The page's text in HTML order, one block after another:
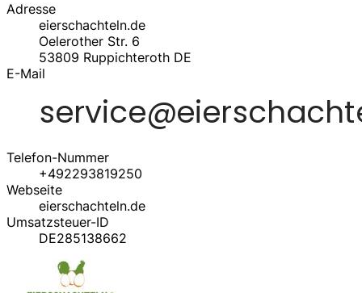
Adresse
eierschachteln.de
Oelerother Str. 6
53809 Ruppichteroth DE
E-Mail
Telefon-Nummer
+492293819250
Webseite
eierschachteln.de
Umsatzsteuer-ID
DE285138662